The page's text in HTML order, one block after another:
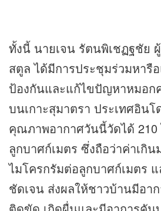
ทั้งนี้ นายเจน รัตนพิเชฏฐชัย
สตูล ได้มีการประชุมร่วมหารื
ป้องกันและแก้ไขปัญหาหมอก
บนเกาะสุมาตรา ประเทศอิน
คุณภาพอากาศวันนี้วัดได้ 210
ลูกบาศก์เมตร ซึ่งถือว่าค่าเกิ
ไมโครกรัมต่อลูกบาศก์เมตร
ชัดเจน ส่งผลให้ชาวบ้านมีอา